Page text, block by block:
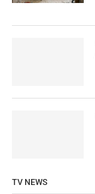
TV NEWS